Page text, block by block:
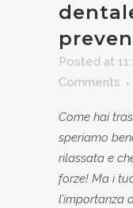
Posted at
Comments
Come hai
speriamo
rilassata e
forze! Ma i
l’importanza